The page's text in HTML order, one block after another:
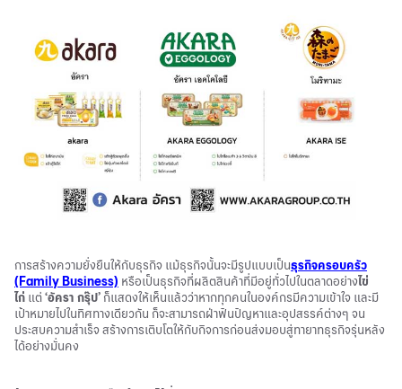
การสร้างความยั่งยืนให้กับธุรกิจ แม้ธุรกิจนั้นจะมีรูปแบบเป็นธุรกิจครอบครัว
(Family Business) หรือเป็นธุรกิจที่ผลิตสินค้าที่มีอยู่ทั่วไปในตลาดอย่างไข่
ไก่ แต่‘อัครา กรุ๊ป’ ก็แสดงให้เห็นแล้วว่าหากทุกคนในองค์กรมีความเข้าใจ และมี
เป้าหมายไปในทิศทางเดียวกัน ก็จะสามารถฝ่าฟันปัญหาและอุปสรรค์ต่างๆ จน
ประสบความสำเร็จ สร้างการเติบโตให้กับกิจการก่อนส่งมอบสู่ทายาทธุรกิจรุ่นหลัง
ได้อย่างมั่นคง